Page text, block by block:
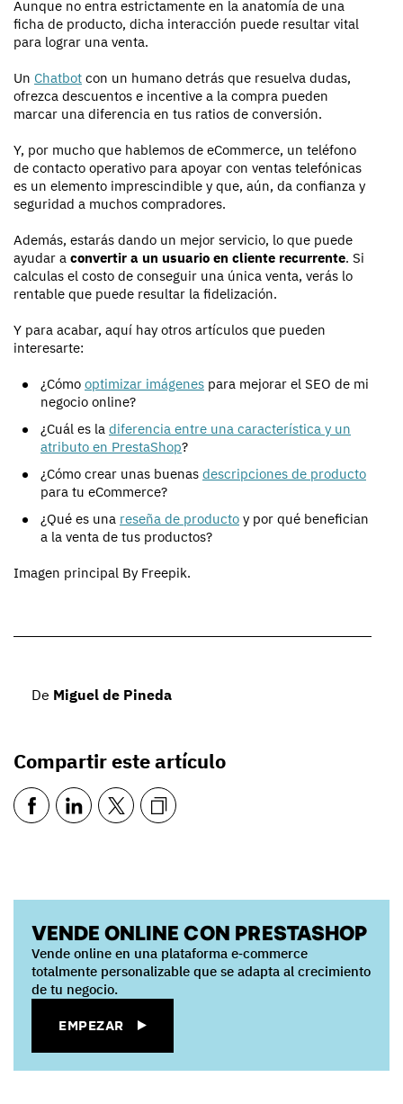
Aunque no entra estrictamente en la anatomía de una
ficha de producto, dicha interacción puede resultar vital
para lograr una venta.
Un Chatbot con un humano detrás que resuelva dudas,
ofrezca descuentos e incentive a la compra pueden
marcar una diferencia en tus ratios de conversión.
Y, por mucho que hablemos de eCommerce, un teléfono
de contacto operativo para apoyar con ventas telefónicas
es un elemento imprescindible y que, aún, da confianza y
seguridad a muchos compradores.
Además, estarás dando un mejor servicio, lo que puede
ayudar a convertir a un usuario en cliente recurrente. Si
calculas el costo de conseguir una única venta, verás lo
rentable que puede resultar la fidelización.
Y para acabar, aquí hay otros artículos que pueden
interesarte:
¿Cómo optimizar imágenes para mejorar el SEO de mi
negocio online?
¿Cuál es la diferencia entre una característica y un
atributo en PrestaShop?
¿Cómo crear unas buenas descripciones de producto
para tu eCommerce?
¿Qué es una reseña de producto y por qué benefician
a la venta de tus productos?
Imagen principal By Freepik.
De Miguel de Pineda
Compartir este artículo
VENDE ONLINE CON PRESTASHOP
Vende online en una plataforma e‑commerce
totalmente personalizable que se adapta al crecimiento
de tu negocio.
EMPEZAR